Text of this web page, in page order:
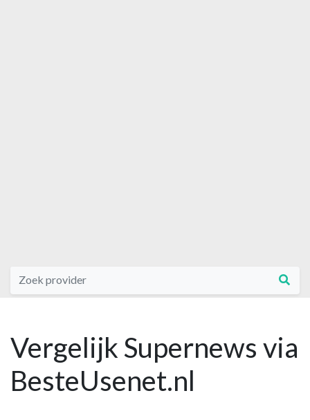
Vergelijk Supernews via
BesteUsenet.nl